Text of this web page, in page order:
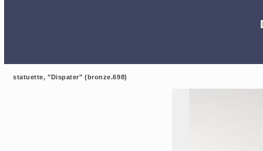
statuette, "Dispater" (bronze.698)